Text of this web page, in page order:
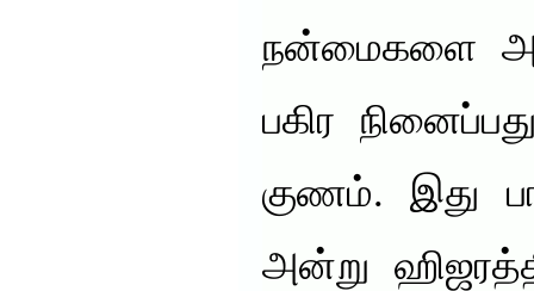
நன்மைகளை
பகிர
குணம். இது
அன்று